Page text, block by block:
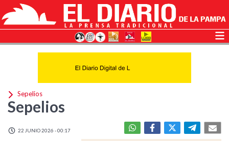
Sepelios
Sepelios
22 JUNIO 2026 - 00:17